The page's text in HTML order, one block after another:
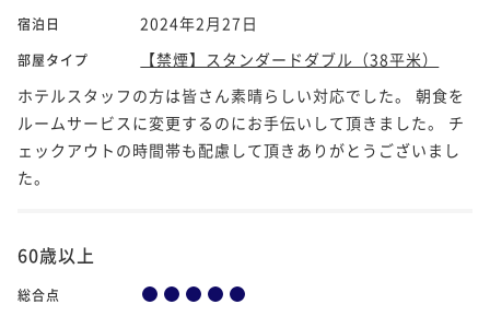
宿泊日 2024年2月27日
部屋タイプ
【禁煙】スタンダードダブル（38平米）
ホテルスタッフの方は皆さん素晴らしい対応でした。 朝食を
ルームサービスに変更するのにお手伝いして頂きました。 チ
ェックアウトの時間帯も配慮して頂きありがとうございまし
た。
60歳以上
総合点